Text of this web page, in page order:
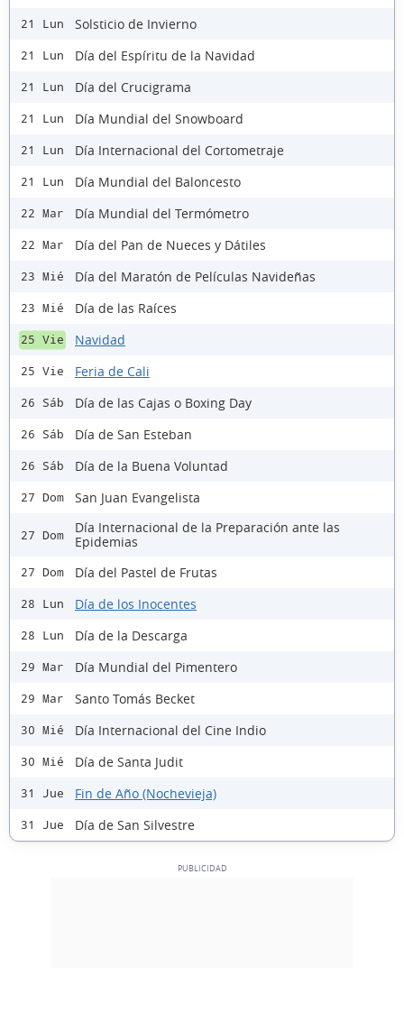
21 Lun Solsticio de Invierno
21 Lun Día del Espíritu de la Navidad
21 Lun Día del Crucigrama
21 Lun Día Mundial del Snowboard
21 Lun Día Internacional del Cortometraje
21 Lun Día Mundial del Baloncesto
22 Mar Día Mundial del Termómetro
22 Mar Día del Pan de Nueces y Dátiles
23 Mié Día del Maratón de Películas Navideñas
23 Mié Día de las Raíces
25 Vie Navidad
25 Vie Feria de Cali
26 Sáb Día de las Cajas o Boxing Day
26 Sáb Día de San Esteban
26 Sáb Día de la Buena Voluntad
27 Dom San Juan Evangelista
27 Dom
Día Internacional de la Preparación ante las
Epidemias
27 Dom Día del Pastel de Frutas
28 Lun Día de los Inocentes
28 Lun Día de la Descarga
29 Mar Día Mundial del Pimentero
29 Mar Santo Tomás Becket
30 Mié Día Internacional del Cine Indio
30 Mié Día de Santa Judit
31 Jue Fin de Año (Nochevieja)
31 Jue Día de San Silvestre